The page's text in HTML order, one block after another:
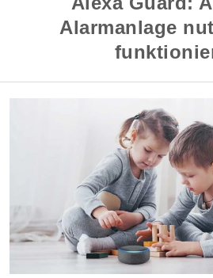
Alarmanlage